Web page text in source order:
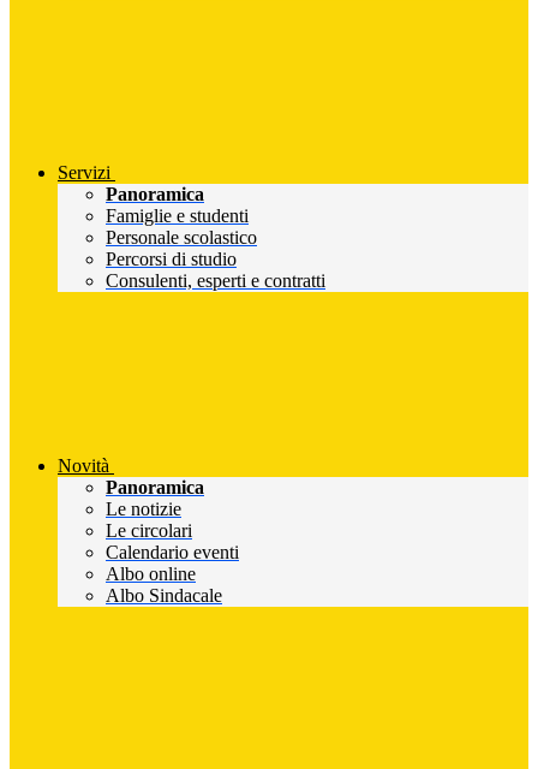
Servizi
Panoramica
Famiglie e studenti
Personale scolastico
Percorsi di studio
Consulenti, esperti e contratti
Novità
Panoramica
Le notizie
Le circolari
Calendario eventi
Albo online
Albo Sindacale